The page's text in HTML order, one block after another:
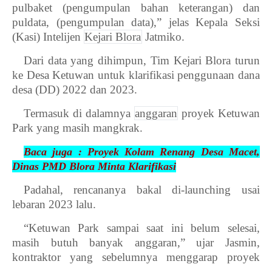
pulbaket (pengumpulan bahan keterangan) dan
puldata, (pengumpulan data),” jelas Kepala Seksi
(Kasi) Intelijen Kejari Blora Jatmiko.
Dari data yang dihimpun, Tim Kejari Blora turun
ke Desa Ketuwan untuk klarifikasi penggunaan dana
desa (DD) 2022 dan 2023.
Termasuk di dalamnya anggaran proyek Ketuwan
Park yang masih mangkrak.
Baca juga : Proyek Kolam Renang Desa Macet,
Dinas PMD Blora Minta Klarifikasi
Padahal, rencananya bakal di-launching usai
lebaran 2023 lalu.
“Ketuwan Park sampai saat ini belum selesai,
masih butuh banyak anggaran,” ujar Jasmin,
kontraktor yang sebelumnya menggarap proyek